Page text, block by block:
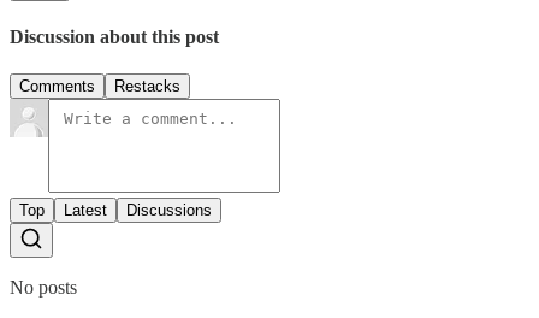
Discussion about this post
Comments Restacks
Top Latest Discussions
No posts